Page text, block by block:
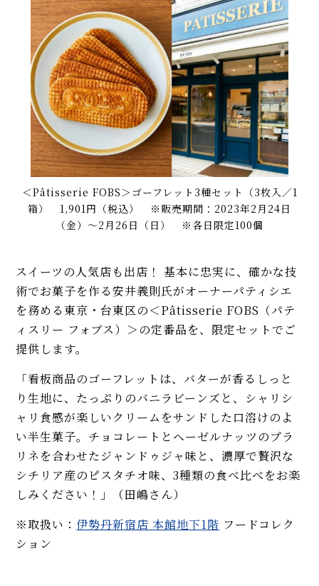
＜Pâtisserie FOBS＞ゴーフレット3種セット（3枚入／1
箱） 1,901円（税込） ※販売期間：2023年2月24日
（金）〜2月26日（日） ※各日限定100個
スイーツの人気店も出店！ 基本に忠実に、確かな技
術でお菓子を作る安井義則氏がオーナーパティシエ
を務める東京・台東区の＜Pâtisserie FOBS（パテ
ィスリー フォブス）＞の定番品を、限定セットでご
提供します。
「看板商品のゴーフレットは、バターが香るしっと
り生地に、たっぷりのバニラビーンズと、シャリシ
ャリ食感が楽しいクリームをサンドした口溶けのよ
い半生菓子。チョコレートとヘーゼルナッツのプラ
リネを合わせたジャンドゥジャ味と、濃厚で贅沢な
シチリア産のピスタチオ味、3種類の食べ比べをお楽
しみください！」（田嶋さん）
※取扱い： 伊勢丹新宿店 本館地下1階 フードコレク
ション